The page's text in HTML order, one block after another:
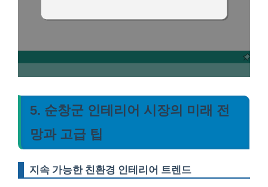
5. 순창군 인테리어 시장의 미래 전
망과 고급 팁
지속 가능한 친환경 인테리어 트렌드